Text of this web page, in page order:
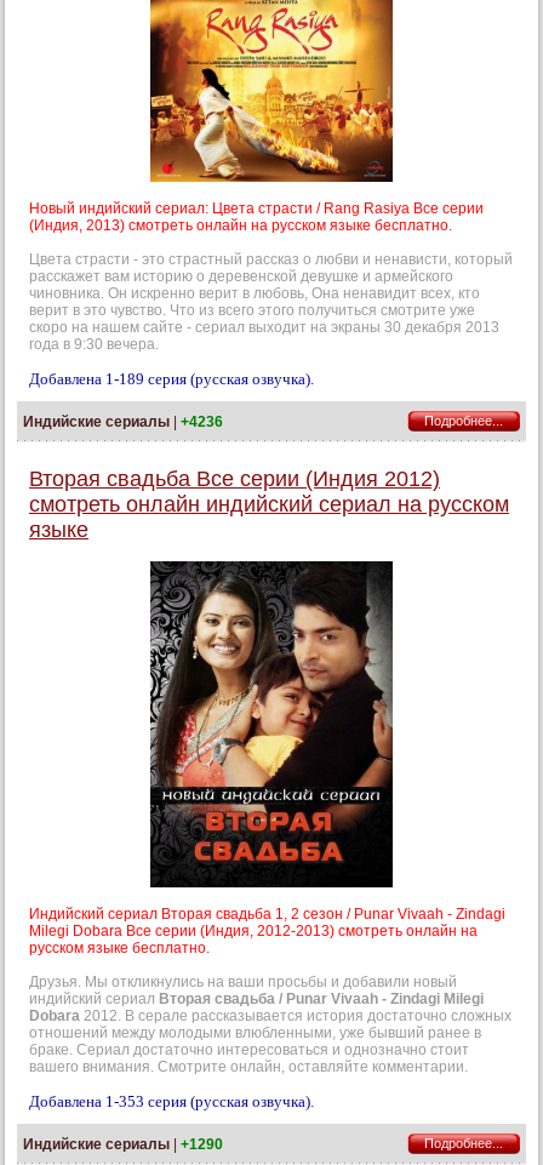
Новый индийский сериал: Цвета страсти / Rang Rasiya Все серии
(Индия, 2013) смотреть онлайн на русском языке бесплатно.
Цвета страсти - это страстный рассказ о любви и ненависти, который
расскажет вам историю о деревенской девушке и армейского
чиновника. Он искренно верит в любовь, Она ненавидит всех, кто
верит в это чувство. Что из всего этого получиться смотрите уже
скоро на нашем сайте - сериал выходит на экраны 30 декабря 2013
года в 9:30 вечера.
Добавлена 1-189 серия (русская озвучка).
Индийские сериалы | +4236 Подробнее...
Вторая свадьба Все серии (Индия 2012)
смотреть онлайн индийский сериал на русском
языке
Индийский сериал Вторая свадьба 1, 2 сезон / Punar Vivaah - Zindagi
Milegi Dobara Все серии (Индия, 2012-2013) смотреть онлайн на
русском языке бесплатно.
Друзья. Мы откликнулись на ваши просьбы и добавили новый
индийский сериал Вторая свадьба / Punar Vivaah - Zindagi Milegi
Dobara 2012. В серале рассказывается история достаточно сложных
отношений между молодыми влюбленными, уже бывший ранее в
браке. Сериал достаточно интересоваться и однозначно стоит
вашего внимания. Смотрите онлайн, оставляйте комментарии.
Добавлена 1-353 серия (русская озвучка).
Индийские сериалы +1290 Подробнее...